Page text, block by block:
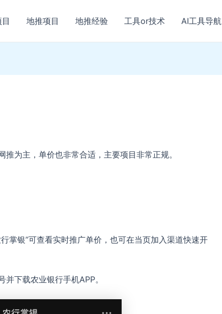
地推项目 地推经验 工具or技术 AI工具导航
为主，单价也非常合适，主要项目非常正规。
行掌银”可查看实时推广单价，也可在当页加入渠道快速开
下载农业银行手机APP。